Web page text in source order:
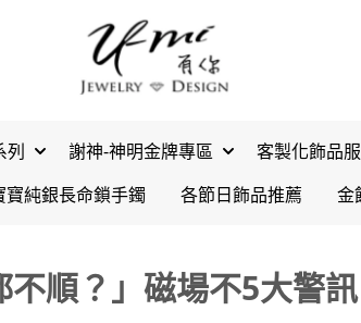
列 謝神-神明金牌專區 客製化飾品
純銀長命鎖手鐲
各節日飾品推薦 金
不順？」磁場不5大警